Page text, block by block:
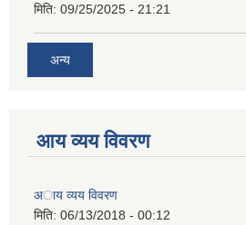
मिति: 09/25/2025 - 21:21
अन्य
आय व्यय विवरण
अाय व्यय विवरण
मिति: 06/13/2018 - 00:12